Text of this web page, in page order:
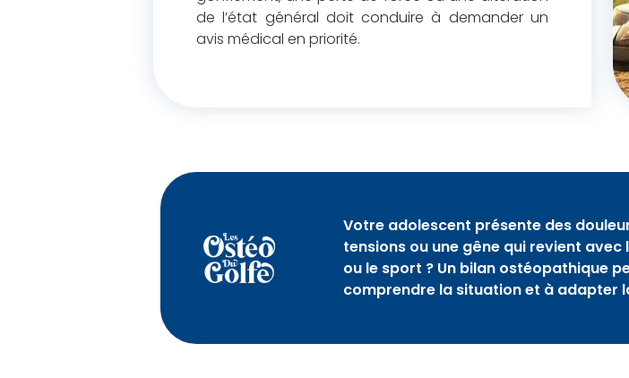
de l’état général doit conduire à demander un
avis médical en priorité.
Votre adolescent présente des
tensions ou une gêne qui revient avec
ou le sport ? Un bilan ostéopathique
comprendre la situation et à adapter